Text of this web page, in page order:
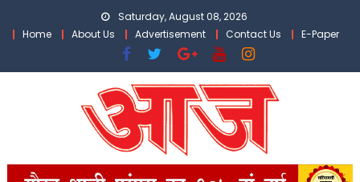
Saturday, August 08, 2026
Home
About Us Advertisement Contact Us E-Paper